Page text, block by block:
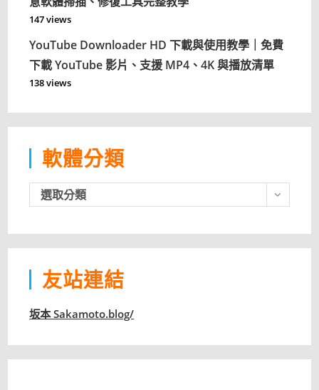
147 views
YouTube Downloader HD 下載與使用教學｜免費
下載 YouTube 影片、支援 MP4、4K 與播放清單
138 views
軟體分類
體
選取分類
友站連結
坂本 Sakamoto.blog/